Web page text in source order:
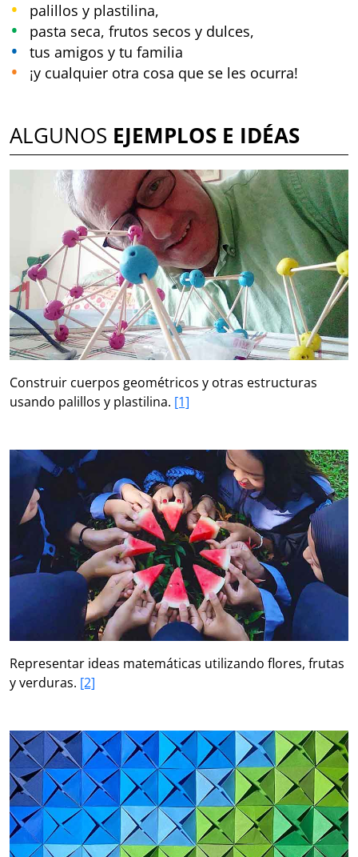
palillos y plastilina,
pasta seca, frutos secos y dulces,
tus amigos y tu familia
¡y cualquier otra cosa que se les ocurra!
ALGUNOS EJEMPLOS E IDÉAS
Construir cuerpos geométricos y otras estructuras
usando palillos y plastilina. [1]
Representar ideas matemáticas utilizando flores, frutas
y verduras. [2]